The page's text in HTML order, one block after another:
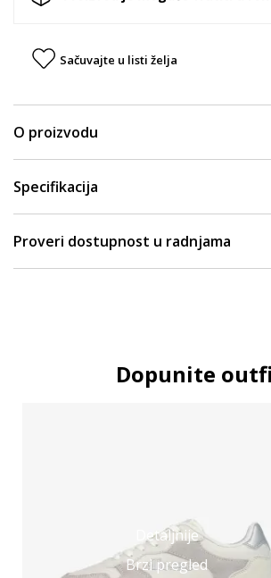
Sačuvajte u listi želja
O proizvodu
Specifikacija
Proveri dostupnost u radnjama
Dopunite
Detaljnije
Brzi pregled